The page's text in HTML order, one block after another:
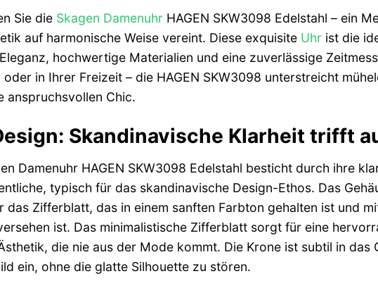
Sie die Skagen DamenuhrHAGEN SKW3098 Edelstahl – ein
auf harmonische Weise vereint. Diese exquisite Uhrist die
hochwertige Materialien und eine zuverlässige
oder in Ihrer Freizeit – die HAGEN SKW3098 unterstreicht
anspruchsvollen Chic.
Skandinavische Klarheit trifft
Damenuhr HAGEN SKW3098 Edelstahl besticht durch ihre
typisch für das skandinavische Design-Ethos. Das
das Zifferblatt, das in einem sanften Farbton gehalten ist und
ist. Das minimalistische Zifferblatt sorgt für eine
die nie aus der Mode kommt. Die Krone ist subtil in
ein, ohne die glatte Silhouette zu stören.